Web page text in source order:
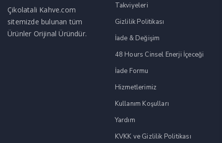
Çikolatali Kahve.com
sitemizde bulunan tüm
Ürünler Orijinal Üründür.
Takviyeleri
Gizlilik Politikası
İade & Değişim
48 Hours Cinsel Enerji İçeceği
İade Formu
Hizmetlerimiz
Kullanım Koşulları
Yardım
KVKK ve Gizlilik Politikası